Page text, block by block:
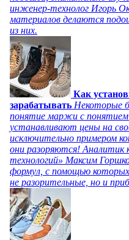
инженер-технолог Игорь
материалов делаются
из них.
Как
зарабатывать Некоторые
понятие маржи с понятием
устанавливают цены на
исключительно примером
они разоряются! Аналитик
технологий» Максим
формул, с помощью
не разорительные, но и